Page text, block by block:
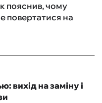
пояснив, чому
повертатися на
вихід на заміну і